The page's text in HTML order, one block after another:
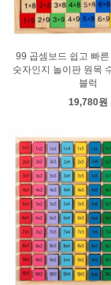
99 곱셈보드 쉽고 빠른
숫자인지 놀이판 원목
블럭
19,780원